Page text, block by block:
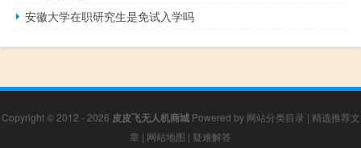
安徽大学在职研究生是免试入学吗
Copyright © 2012 - 2026 皮皮飞无人机商城Powered by 网站分类目录 | 精选推荐文
章 | 网站地图 | 疑难解答